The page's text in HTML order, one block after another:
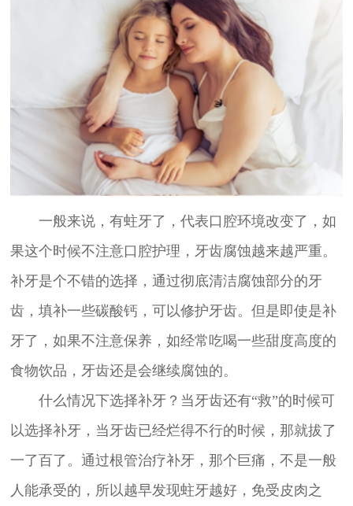
一般来说，有蛀牙了，代表口腔环境改变了，如
果这个时候不注意口腔护理，牙齿腐蚀越来越严重。
补牙是个不错的选择，通过彻底清洁腐蚀部分的牙
齿，填补一些碳酸钙，可以修护牙齿。但是即使是补
牙了，如果不注意保养，如经常吃喝一些甜度高度的
食物饮品，牙齿还是会继续腐蚀的。
什么情况下选择补牙？当牙齿还有“救”的时候可
以选择补牙，当牙齿已经烂得不行的时候，那就拔了
一了百了。通过根管治疗补牙，那个巨痛，不是一般
人能承受的，所以越早发现蛀牙越好，免受皮肉之